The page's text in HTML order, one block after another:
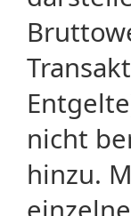
nicht
hinzu.